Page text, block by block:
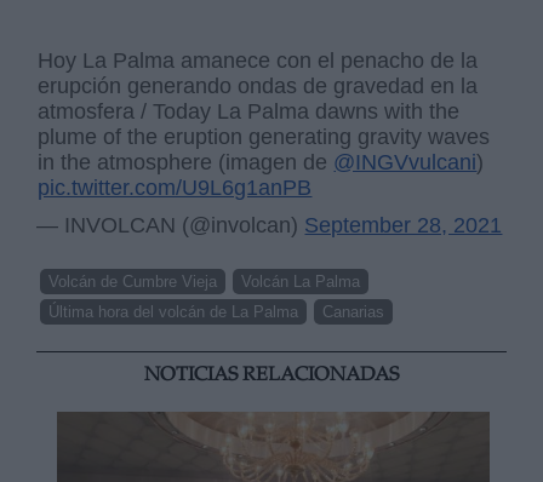
Hoy La Palma amanece con el penacho de la
erupción generando ondas de gravedad en la
atmosfera / Today La Palma dawns with the
plume of the eruption generating gravity waves
in the atmosphere (imagen de @INGVvulcani)
pic.twitter.com/U9L6g1anPB
— INVOLCAN (@involcan) September 28, 2021
Volcán de Cumbre Vieja
Volcán La Palma
Última hora del volcán de La Palma
Canarias
NOTICIAS RELACIONADAS